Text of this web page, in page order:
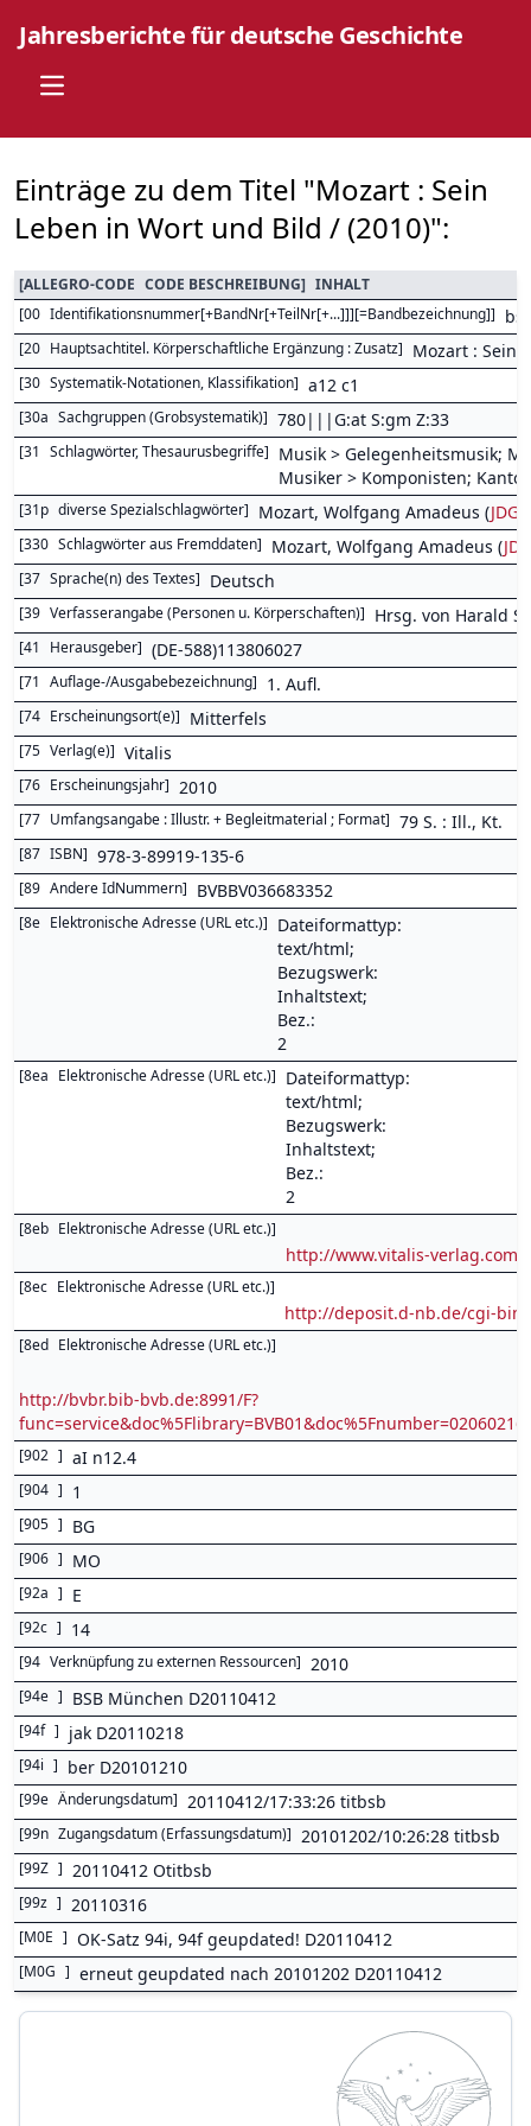
Jahresberichte für deutsche Geschichte
Open main menu
Einträge zu dem Titel "Mozart : Sein
Leben in Wort und Bild / (2010)":
[ALLEGRO-CODE CODE BESCHREIBUNG] INHALT
[00 Identifikationsnummer[+BandNr[+TeilNr[+...]]][=Bandbezeichnung]]
[20 Hauptsachtitel. Körperschaftliche Ergänzung : Zusatz] Mozart : Sein
[30 Systematik-Notationen, Klassifikation] a12 c1
[30a Sachgruppen (Grobsystematik)] 780|||G:at S:gm Z:33
[31 Schlagwörter, Thesaurusbegriffe] Musik > Gelegenheitsmusik;
Musiker > Komponisten;
[31p diverse Spezialschlagwörter] Mozart, Wolfgang Amadeus (JDG
[330 Schlagwörter aus Fremddaten] Mozart, Wolfgang Amadeus (JDG
[37 Sprache(n) des Textes] Deutsch
[39 Verfasserangabe (Personen u. Körperschaften)] Hrsg. von Harald
[41 Herausgeber] (DE-588)113806027
[71 Auflage-/Ausgabebezeichnung] 1. Aufl.
[74 Erscheinungsort(e)] Mitterfels
[75 Verlag(e)] Vitalis
[76 Erscheinungsjahr] 2010
[77 Umfangsangabe : Illustr. + Begleitmaterial ; Format] 79 S. : Ill., Kt.
[87 ISBN] 978-3-89919-135-6
[89 Andere IdNummern] BVBBV036683352
[8e Elektronische Adresse (URL etc.)] Dateiformattyp:
text/html;
Bezugswerk:
Inhaltstext;
Bez.:
2
[8ea Elektronische Adresse (URL etc.)] Dateiformattyp:
text/html;
Bezugswerk:
Inhaltstext;
Bez.:
2
[8eb Elektronische Adresse (URL etc.)]
http://www.vitalis-verlag.com/
[8ec Elektronische Adresse (URL etc.)]
http://deposit.d-nb.de/cgi-bin/
[8ed Elektronische Adresse (URL etc.)]
http://bvbr.bib-bvb.de:8991/F?
[902 ] aI n12.4
[904 ] 1
[905 ] BG
[906 ] MO
[92a ] E
[92c ] 14
[94 Verknüpfung zu externen Ressourcen] 2010
[94e ] BSB München D20110412
[94f ] jak D20110218
[94i ] ber D20101210
[99e Änderungsdatum] 20110412/17:33:26 titbsb
[99n Zugangsdatum (Erfassungsdatum)] 20101202/10:26:28 titbsb
[99Z ] 20110412 Otitbsb
[99z ] 20110316
[M0E ] OK-Satz 94i, 94f geupdated! D20110412
[M0G ] erneut geupdated nach 20101202 D20110412